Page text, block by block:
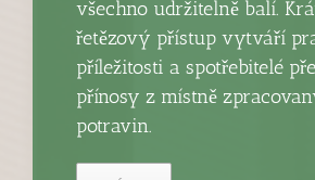
všechno udržitelně balí.
řetězový přístup vytváří
příležitosti a spotřebitelé
přínosy z místně
potravin.